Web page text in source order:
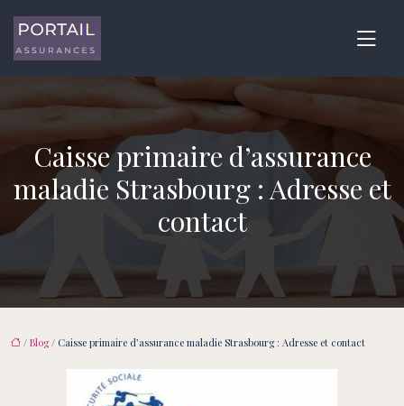
Caisse primaire d’assurance
maladie Strasbourg : Adresse et
contact
/ Blog/ Caisse primaire d’assurance maladie Strasbourg : Adresse et contact